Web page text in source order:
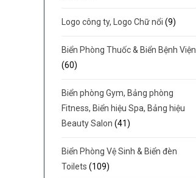
Logo công ty, Logo Chữ nổi (9)
Biển Phòng Thuốc & Biển Bệnh Viện
(60)
Biển phòng Gym, Bảng phòng
Fitness, Biển hiệu Spa, Bảng hiệu
Beauty Salon (41)
Biển Phòng Vệ Sinh & Biển đèn
Toilets (109)